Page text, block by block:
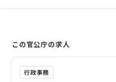
この官公庁の求人
行政事務